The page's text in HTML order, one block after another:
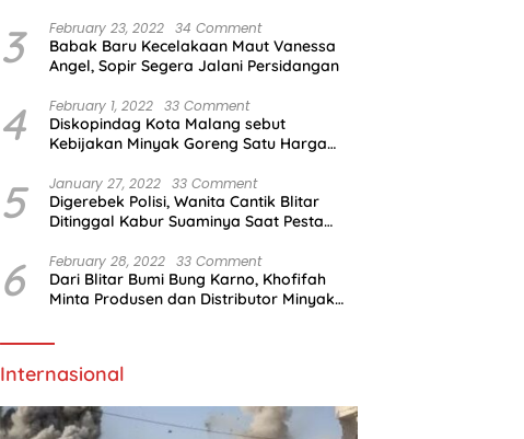
3 February 23, 2022 34 Comment
Babak Baru Kecelakaan Maut Vanessa
Angel, Sopir Segera Jalani Persidangan
4 February 1, 2022 33 Comment
Diskopindag Kota Malang sebut
Kebijakan Minyak Goreng Satu Harga
5 January 27, 2022 33 Comment
Digerebek Polisi, Wanita Cantik Blitar
Ditinggal Kabur Suaminya Saat Pesta
6 February 28, 2022 33 Comment
Dari Blitar Bumi Bung Karno, Khofifah
Minta Produsen dan Distributor Minyak
Internasional